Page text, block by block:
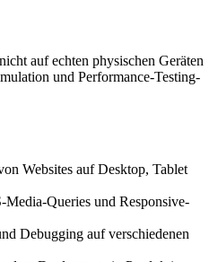
auf echten physischen Geräten
und Performance-Testing-
Websites auf Desktop, Tablet
Queries und Responsive-
Debugging auf verschiedenen